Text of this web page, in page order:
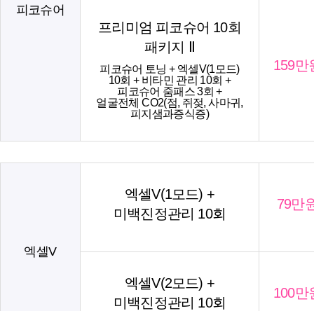
피코슈어
프리미엄 피코슈어 10회
패키지 Ⅱ
피코슈어 토닝 + 엑셀V(1모드)
10회 + 비타민 관리 10회 +
피코슈어 줌패스 3회 +
얼굴전체 CO2(점, 쥐젖, 사마귀,
피지샘과증식증)
159만
엑셀V
엑셀V(1모드) +
미백진정관리 10회
79만
엑셀V(2모드) +
미백진정관리 10회
100만